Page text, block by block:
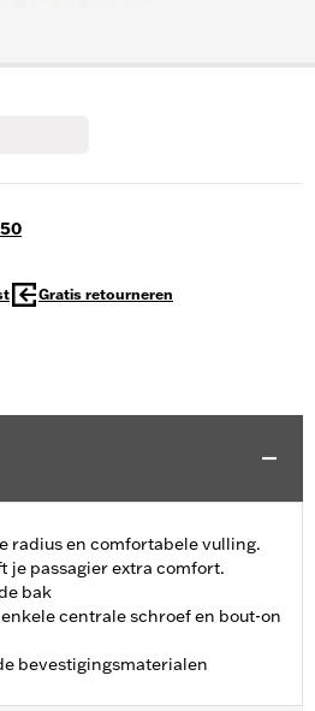
Gratis retourneren
radius en comfortabele vulling.
je passagier extra comfort.
bak
centrale schroef en bout-on
bevestigingsmaterialen